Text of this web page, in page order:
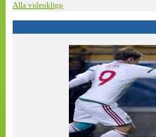
Alla videoklipp